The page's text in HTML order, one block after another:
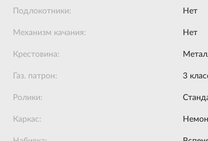
Подлокотники: Нет
Механизм качания: Нет
Крестовина:
Газ. патрон: 3
Ролики:
Каркас: